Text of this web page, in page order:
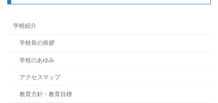
ペ
ー
学校紹介
学校長の挨拶
学校のあゆみ
アクセスマップ
教育方針・教育目標